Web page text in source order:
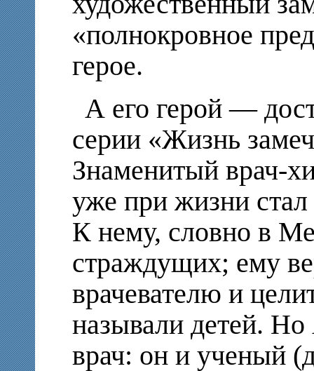
«полнокровное
герое.
А его герой —
серии «Жизнь
Знаменитый врач-
уже при жизни
К нему, словно в
страждущих; ему
врачевателю и
называли детей.
врач: он и ученый